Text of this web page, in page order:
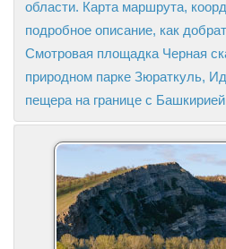
области. Карта маршрута,
подробное описание, как
Смотровая площадка Черная
природном парке Зюраткуль,
пещера на границе с